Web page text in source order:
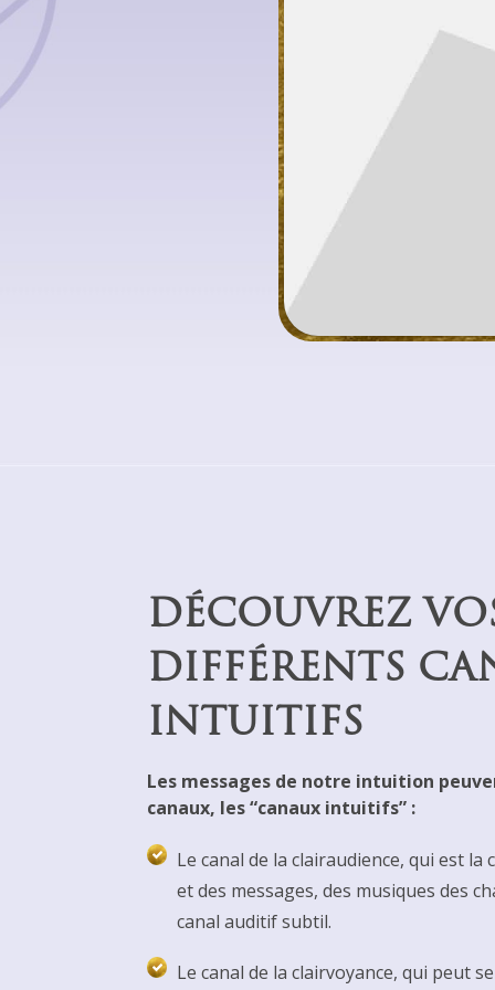
DÉCOUVREZ
DIFFÉRENTS
INTUITIFS
Les messages de notre intuition
canaux, les “canaux intuitifs” :
Le canal de la clairaudience, qui est
et des messages, des musiques des
canal auditif subtil.
Le canal de la clairvoyance, qui peut